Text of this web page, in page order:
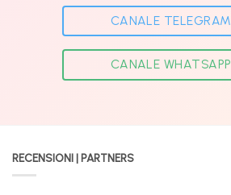
CANALE TELEGRAM
CANALE WHATSAPP
RECENSIONI | PARTNERS